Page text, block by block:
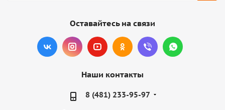
Оставайтесь на связи
Наши контакты
8 (481) 233-95-97